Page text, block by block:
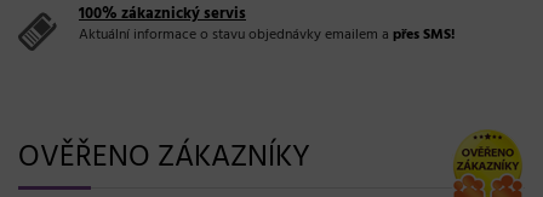
100% zákaznický servis
Aktuální informace o stavu objednávky emailem a přes SMS!
OVĚŘENO ZÁKAZNÍKY